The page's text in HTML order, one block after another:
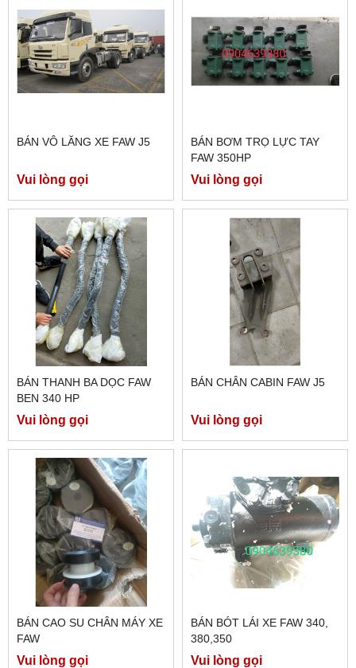
BÁN VÔ LĂNG XE FAW J5
Vui lòng gọi
BÁN BƠM TRỌ LỰC TAY
FAW 350HP
Vui lòng gọi
BÁN THANH BA DỌC FAW
BEN 340 HP
Vui lòng gọi
BÁN CHÂN CABIN FAW J5
Vui lòng gọi
BÁN CAO SU CHÂN MÁY XE
FAW
Vui lòng gọi
BÁN BÓT LÁI XE FAW 340,
380,350
Vui lòng gọi